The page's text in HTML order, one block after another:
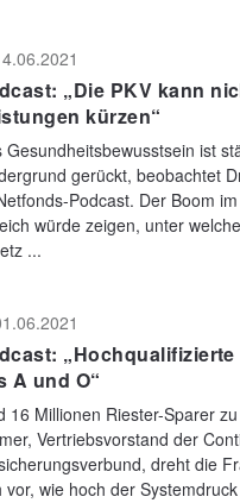
„Die PKV kann
kürzen“
Gesundheitsbewusstsein ist
gerückt, beobachtet
Podcast. Der Boom
würde zeigen, unter
...
A und O“
16 Millionen Riester-Sparer
Vertriebsvorstand der
dreht die
vor, wie hoch der